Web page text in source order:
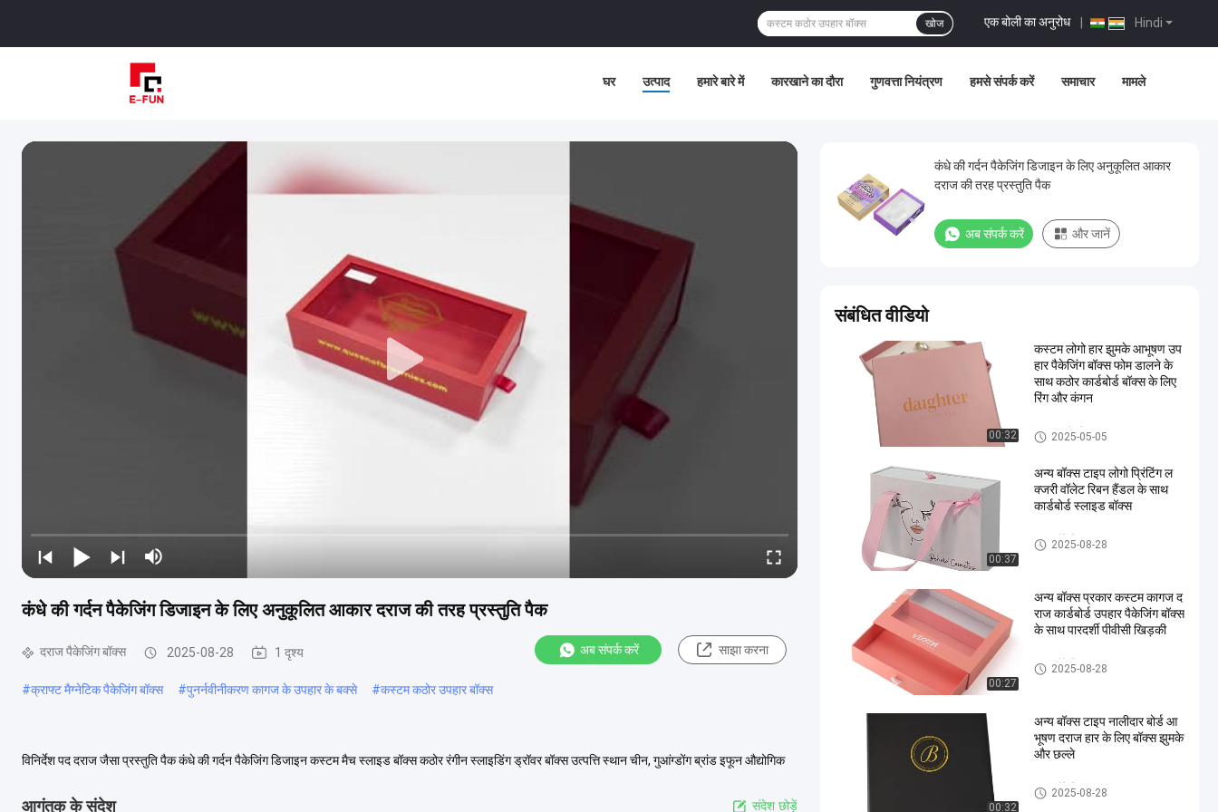
Hindi
एक बोली का अनुरोध
खोज
घर उत्पाद हमारे बारे में कारखाने का दौरा गुणवत्ता नियंत्रण हमसे संपर्क करें समाचार मामले
कंधे की गर्दन पैकेजिंग डिजाइन के लिए अनुकूलित आकार दराज की तरह प्रस्तुति पैक
दराज पैकेजिंग बॉक्स 2025-08-28 1 दृश्य अब संपर्क करें साझा करना
#क्राफ्ट मैग्नेटिक पैकेजिंग बॉक्स #पुनर्नवीनीकरण कागज के उपहार के बक्से #कस्टम कठोर उपहार बॉक्स
विनिर्देश पद दराज जैसा प्रस्तुति पैक कंधे की गर्दन पैकेजिंग डिजाइन कस्टम मैच स्लाइड बॉक्स कठोर रंगीन स्लाइडिंग ड्रॉवर बॉक्स उत्पत्ति स्थान चीन, गुआंग्डोंग ब्रांड इफून औद्योगिक
आगंतुक के संदेश संदेश छोड़ें
कंधे की गर्दन पैकेजिंग डिजाइन के लिए अनुकूलित आकार
दराज की तरह प्रस्तुति पैक
अब संपर्क करें और जानें
संबंधित वीडियो
00:32
कस्टम लोगो हार झुमके आभूषण उप
हार पैकेजिंग बॉक्स फोम डालने के
साथ कठोर कार्डबोर्ड बॉक्स के लिए
रिंग और कंगन
ढक्कन और बेस बॉक्स
2025-05-05
00:37
अन्य बॉक्स टाइप लोगो प्रिंटिंग ल
क्जरी वॉलेट रिबन हैंडल के साथ
कार्डबोर्ड स्लाइड बॉक्स
दराज पैकेजिंग बॉक्स
2025-08-28
00:27
अन्य बॉक्स प्रकार कस्टम कागज द
राज कार्डबोर्ड उपहार पैकेजिंग बॉक्स
के साथ पारदर्शी पीवीसी खिड़की
दराज पैकेजिंग बॉक्स
2025-08-28
00:32
अन्य बॉक्स टाइप नालीदार बोर्ड आ
भूषण दराज हार के लिए बॉक्स झुमके
और छल्ले
दराज पैकेजिंग बॉक्स
2025-08-28